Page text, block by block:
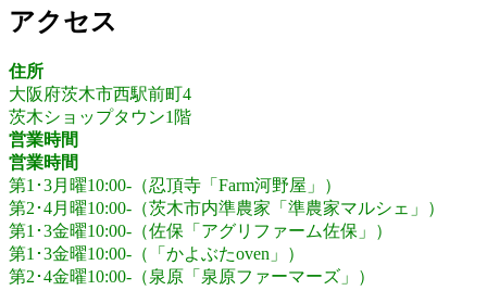
アクセス
住所
大阪府茨木市西駅前町4
茨木ショップタウン1階
営業時間
営業時間
第1･3月曜10:00-（忍頂寺「Farm河野屋」）
第2･4月曜10:00-（茨木市内準農家「準農家マルシェ」）
第1･3金曜10:00-（佐保「アグリファーム佐保」）
第1･3金曜10:00-（「かよぶたoven」）
第2･4金曜10:00-（泉原「泉原ファーマーズ」）